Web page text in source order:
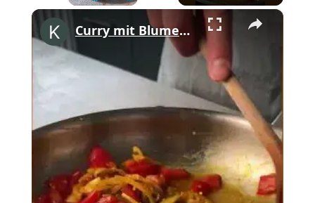
×
Curry mit Blumenkohl?! 🍛✨ #shorts